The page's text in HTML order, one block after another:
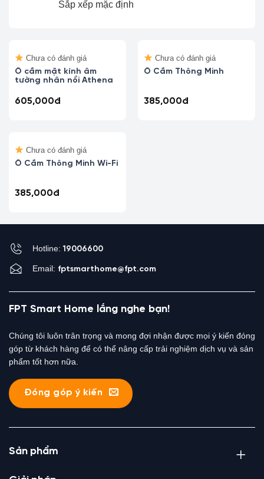
Chưa có đánh giá
Ổ cắm mặt kính âm
tường nhân nổi Athena
605,000đ
Chưa có đánh giá
Ổ Cắm Thông Minh
385,000đ
Chưa có đánh giá
Ổ Cắm Thông Minh Wi-Fi
385,000đ
Hotline:19006600
Email: fptsmarthome@fpt.com
FPT Smart Home lắng nghe bạn!
Chúng tôi luôn trân trọng và mong đợi nhận được mọi ý kiến đóng
góp từ khách hàng để có thể nâng cấp trải nghiệm dịch vụ và sản
phẩm tốt hơn nữa.
Đóng góp ý kiến
Sản phẩm